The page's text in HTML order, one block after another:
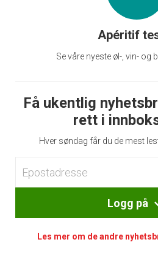
Apéritif
Se våre nyeste øl-, vin- og
Få ukentlig
rett i
Hver søndag får du de mest
Logg på
Les mer om de andre